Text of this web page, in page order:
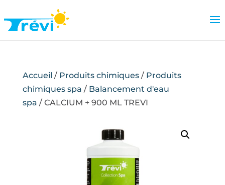
Accueil / Produits chimiques/ Produits
chimiques spa / Balancement d'eau
spa / CALCIUM + 900 ML TREVI